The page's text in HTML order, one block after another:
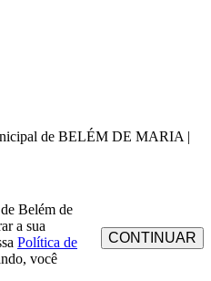
de BELÉM DE MARIA |
Belém de
a sua
Política de
você
CONTINUAR